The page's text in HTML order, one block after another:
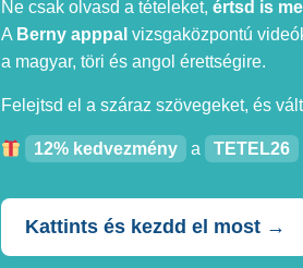
Ne csak olvasd a tételeket, értsd is
A Berny apppal vizsgaközpontú
a magyar, töri és angol érettségire.
Felejtsd el a száraz szövegeket, és
12% kedvezmény a TETEL26
Kattints és kezdd el most →